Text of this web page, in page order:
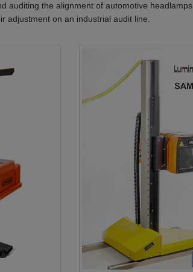
auditing the alignment of automotive headlamps.
adjustment on an industrial audit line.